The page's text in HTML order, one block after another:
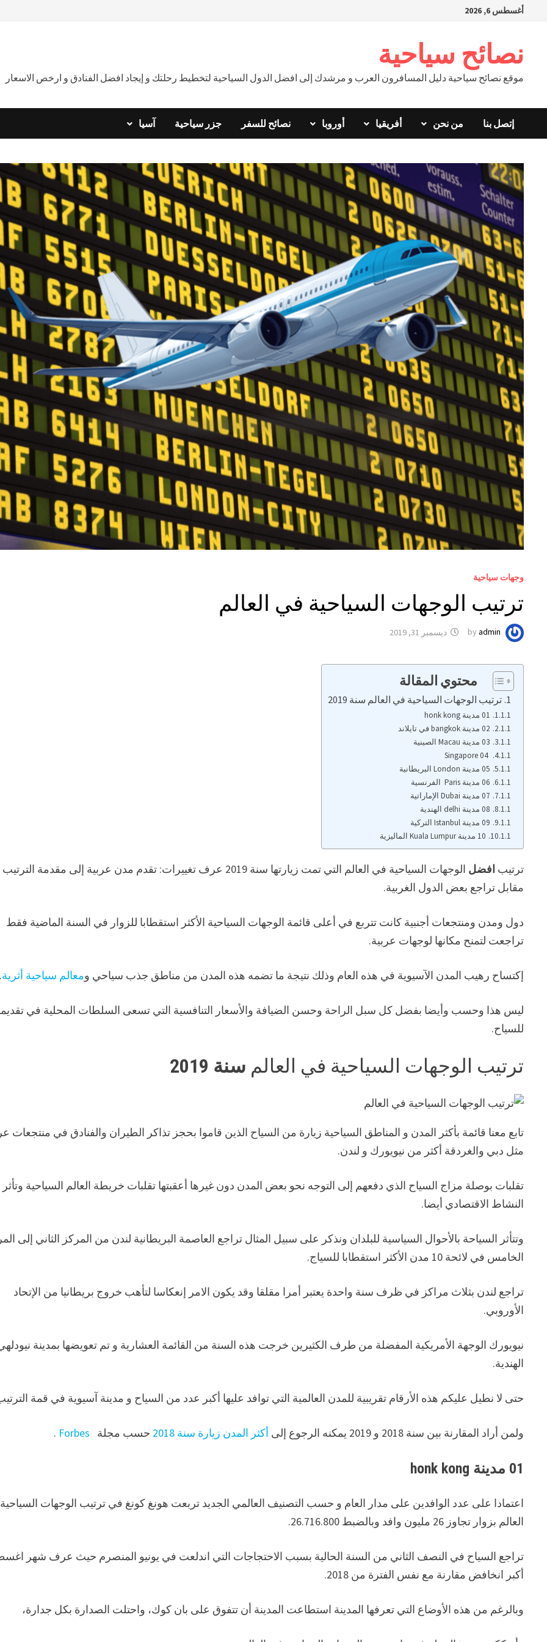
أغسطس 6, 2026
نصائح سياحية
موقع نصائح سياحية دليل المسافرون العرب و مرشدك إلى افضل الدول السياحية لتخطيط رحلتك و إيجاد افضل الفنادق و ارخص الاسعار
إتصل بنا من نحن أفريقيا أوروبا نصائح للسفر جزر سياحية آسيا
وجهات سياحية
ترتيب الوجهات السياحية في العالم
by admin ديسمبر 31, 2019
محتوي المقالة
ترتيب الوجهات السياحية في العالم سنة 2019
01 مدينة honk kong
02 مدينة bangkok في تايلاند
03 مدينة Macau الصينية
05 مدينة London البريطانية
06 مدينة Paris الفرنسية
07 مدينة Dubai الإماراتية
08 مدينة delhi الهندية
09 مدينة Istanbul التركية
10 مدينة Kuala Lumpur الماليزية
ترتيب افضل الوجهات السياحية في العالم
التي تمت زيارتها سنة 2019 عرف تغييرات: تقدم مدن عربية إلى مقدمة الترتيب
مقابل تراجع بعض الدول الغربية.
دول ومدن ومنتجعات أجنبية كانت تتربع في أعلى قائمة الوجهات السياحية الأكثر استقطابا للزوار في السنة الماضية فقط
تراجعت لتمنح مكانها لوجهات عربية.
إكتساح رهيب المدن الآسيوية في هذه العام وذلك نتيجة ما تضمه هذه المدن من مناطق جذب سياحي ومعالم سياحية أثرية
ليس هذا وحسب وأيضا بفضل كل سبل الراحة وحسن الضيافة والأسعار التنافسية التي تسعى السلطات المحلية في
للسياح.
ترتيب الوجهات السياحية في العالم سنة 2019
تابع معنا قائمة بأكثر المدن و المناطق السياحية زيارة من السياح الذين قاموا بحجز تذاكر الطيران والفنادق في منتجعات
مثل دبي والغردقة أكثر من نيويورك و لندن.
تقلبات بوصلة مزاج السياح الذي دفعهم إلى التوجه نحو بعض المدن دون غيرها أعقبتها تقلبات خريطة العالم السياحية
النشاط الاقتصادي أيضا.
وتتأثر السياحة بالأحوال السياسية للبلدان ونذكر على سبيل المثال تراجع العاصمة البريطانية لندن من المركز الثاني إلى
الخامس في لائحة 10 مدن الأكثر استقطابا للسياج.
تراجع لندن بثلاث مراكز في ظرف سنة واحدة يعتبر أمرا مقلقا وقد يكون الامر إنعكاسا لتأهب خروج بريطانيا من الإتحاد
الأوروبي.
نيويورك الوجهة الأمريكية المفضلة من طرف الكثيرين خرجت هذه السنة من القائمة العشارية و تم تعويضها بمدينة
الهندية.
حتى لا نطيل عليكم هذه الأرقام تقريبية للمدن العالمية التي توافد عليها أكبر عدد من السياح و مدينة آسيوية في قمة
ولمن أراد المقارنة بين سنة 2018 و 2019 يمكنه الرجوع إلى أكثر المدن زيارة سنة 2018 حسب مجلة Forbes
.
01 مدينة honk kong
اعتمادا على عدد الوافدين على مدار العام و حسب التصنيف العالمي الجديد تربعت هونغ كونغ في ترتيب الوجهات
العالم بزوار تجاوز 26 مليون وافد وبالضبط 26.716.800.
تراجع السياح في النصف الثاني من السنة الحالية بسبب الاحتجاجات التي اندلعت في يونيو المنصرم حيث عرف شهر
أكبر انخافض مقارنة مع نفس الفترة من 2018.
وبالرغم من هذه الأوضاع التي تعرفها المدينة استطاعت المدينة أن تتفوق على بان كوك، واحتلت الصدارة بكل جدارة،